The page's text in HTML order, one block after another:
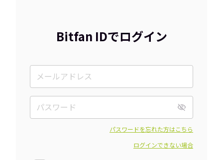
Bitfan IDでログイン
パスワードを忘れた方はこちら
ログインできない場合